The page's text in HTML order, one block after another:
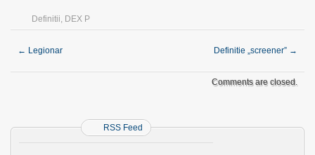
Definitii, DEX P
← Legionar Definitie „screener” →
Comments are closed.
RSS Feed